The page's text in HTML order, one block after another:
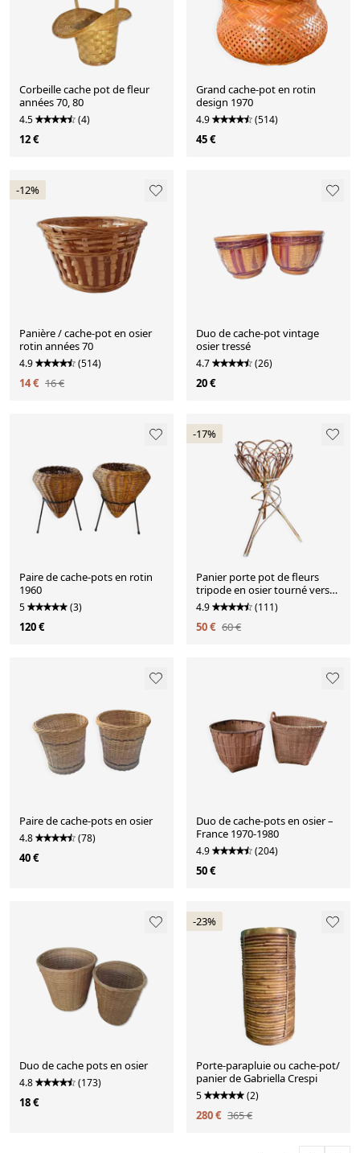
Corbeille cache pot de fleur
années 70, 80
4.5 (4)
12 €
Grand cache-pot en rotin
design 1970
4.9 (514)
45 €
-12%
Panière / cache-pot en osier
rotin années 70
4.9 (514)
14 € 16 €
Duo de cache-pot vintage
osier tressé
4.7 (26)
20 €
Paire de cache-pots en rotin
1960
5 (3)
120 €
-17%
Panier porte pot de fleurs
tripode en osier tourné vers
1960
4.9 (111)
50 € 60 €
Paire de cache-pots en osier
4.8 (78)
40 €
Duo de cache-pots en osier –
France 1970-1980
4.9 (204)
50 €
Duo de cache pots en osier
4.8 (173)
18 €
-23%
Porte-parapluie ou cache-pot/
panier de Gabriella Crespi
5 (2)
280 € 365 €